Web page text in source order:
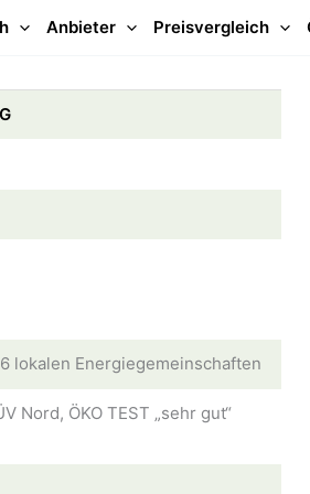
Anbieter Preisvergleich
lokalen Energiegemeinschaften
Nord, ÖKO TEST „sehr gut“